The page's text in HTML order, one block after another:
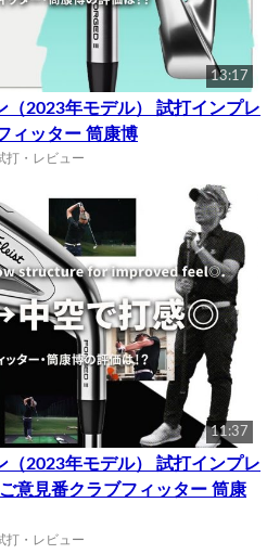
13:17
（2023年モデル） 試打インプレ
ィッター 筒康博
打・レビュー
11:37
（2023年モデル） 試打インプレ
意見番クラブフィッター 筒康
打・レビュー